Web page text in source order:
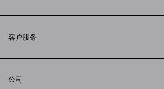
客户服务
配送方式
公司